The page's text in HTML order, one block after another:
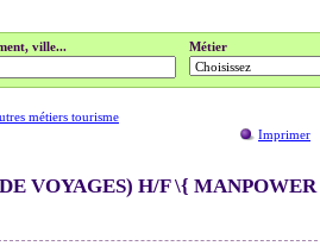
ville... Métier
Imprimer
métiers tourisme
VOYAGES) H/F \{ MANPOWER